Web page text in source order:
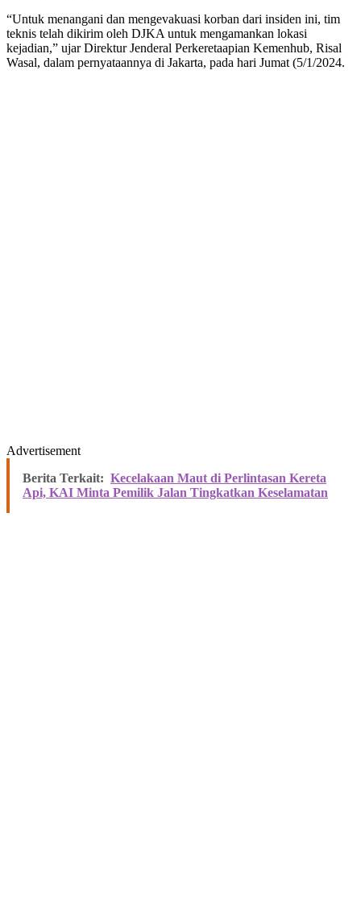
“Untuk menangani dan mengevakuasi korban dari insiden ini, tim
teknis telah dikirim oleh DJKA untuk mengamankan lokasi
kejadian,” ujar Direktur Jenderal Perkeretaapian Kemenhub, Risal
Wasal, dalam pernyataannya di Jakarta, pada hari Jumat (5/1/2024.
Advertisement
Berita Terkait: Kecelakaan Maut di Perlintasan Kereta
Api, KAI Minta Pemilik Jalan Tingkatkan Keselamatan